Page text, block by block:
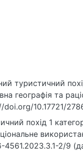
туристичний
географія та
10.17721/
похід 1
2/9